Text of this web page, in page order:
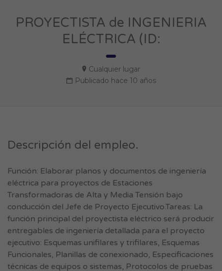
PROYECTISTA de INGENIERIA
ELÉCTRICA (ID:
Cualquier lugar
Publicado hace 10 años
Descripción del empleo.
Función: Elaborar planos y documentos de ingeniería
eléctrica para proyectos de Estaciones
Transformadoras de Alta y Media Tensión bajo
conducción del Jefe de Proyecto Ejecutivo.Tareas: La
función principal del proyectista eléctrico será producir
entregables de ingeniería detallada para el proyecto
ejecutivo: Esquemas unifilares y trifilares, Esquemas
Funcionales, Planillas de conexionado, Especificaciones
técnicas de equipos o sistemas, Protocolos de pruebas